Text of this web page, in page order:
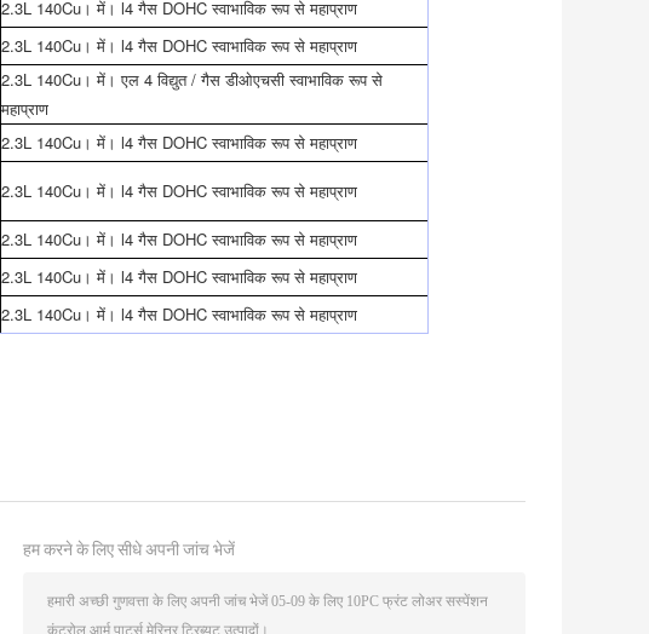
2.3L 140Cu। में। l4 गैस DOHC स्वाभाविक रूप से महाप्राण
2.3L 140Cu। में। l4 गैस DOHC स्वाभाविक रूप से महाप्राण
2.3L 140Cu। में। एल 4 विद्युत / गैस डीओएचसी स्वाभाविक रूप से
महाप्राण
2.3L 140Cu। में। l4 गैस DOHC स्वाभाविक रूप से महाप्राण
2.3L 140Cu। में। l4 गैस DOHC स्वाभाविक रूप से महाप्राण
2.3L 140Cu। में। l4 गैस DOHC स्वाभाविक रूप से महाप्राण
2.3L 140Cu। में। l4 गैस DOHC स्वाभाविक रूप से महाप्राण
2.3L 140Cu। में। l4 गैस DOHC स्वाभाविक रूप से महाप्राण
हम करने के लिए सीधे अपनी जांच भेजें